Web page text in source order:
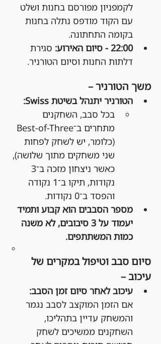
לקמפניון מפורסם בחנות ושלט
עם הקוד מודפס נתלה בחנות
בקומה התחתונה.
22:00 - סיום האירוע:
סגירת
דלתות החנות וסיום הטורניר.
משך הטורניר –
הטורניר יתנהל בשיטת Swiss:
בכל סבב, השחקנים
(כלומר, יש לשחק לפחות
שני משחקים מתוך שלושה),
נקודות, תיקו ב־1 נקודה
והפסד ב־0 נקודות.
מספר הסבבים הוא קבוע ותמיד
יעמוד על 3 סיבובים, לא משנה
כמות המשתתפים.
סיום סבב וטיפול במקרים של
עיכוב –
עיכוב לאחר סיום זמן הסבב:
אם הזמן המוקצב לסבב נגמר
והמשחק עדיין בתהליכו,
השחקנים ממשיכים לשחק